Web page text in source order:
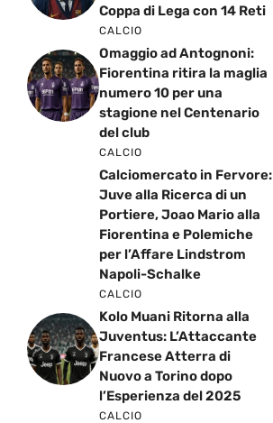
Coppa di Lega con 14 Reti
CALCIO
Omaggio ad Antognoni:
Fiorentina ritira la maglia
numero 10 per una
stagione nel Centenario
del club
CALCIO
Calciomercato in Fervore:
Juve alla Ricerca di un
Portiere, Joao Mario alla
Fiorentina e Polemiche
per l’Affare Lindstrom
Napoli-Schalke
CALCIO
Kolo Muani Ritorna alla
Juventus: L’Attaccante
Francese Atterra di
Nuovo a Torino dopo
l’Esperienza del 2025
CALCIO